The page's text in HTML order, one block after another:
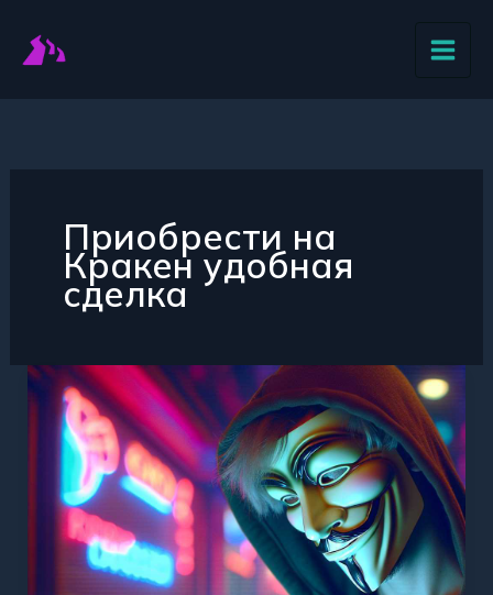
содержимому
Приобрести на
Кракен удобная
сделка
Где
и
как
купить
на
площадке
Kraken
выгодно